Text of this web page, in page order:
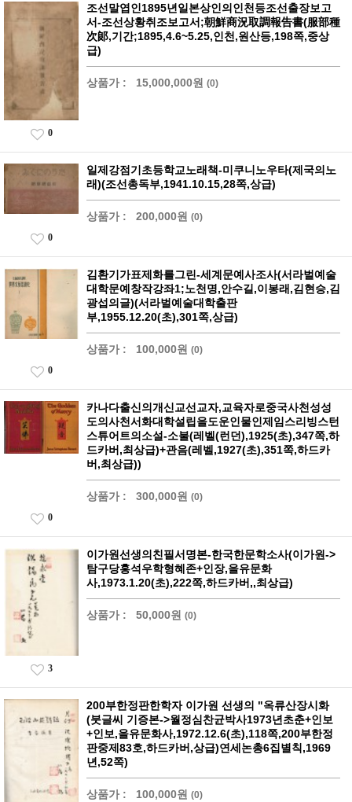
조선말엽인1895년일본상인의인천등조선출장보고
서-조선상황취조보고서;朝鮮商況取調報告書(服部種
次郞,기간;1895,4.6~5.25,인천,원산등,198쪽,중상
급)
상품가 : 15,000,000원 (0)
0
일제강점기초등학교노래책-미쿠니노우타(제국의노
래)(조선총독부,1941.10.15,28쪽,상급)
상품가 : 200,000원 (0)
0
김환기가표제화를그린-세계문예사조사(서라벌예술
대학문예창작강좌1;노천명,안수길,이봉래,김현승,김
광섭의글)(서라벌예술대학출판
부,1955.12.20(초),301쪽,상급)
상품가 : 100,000원 (0)
0
카나다출신의개신교선교자,교육자로중국사천성성
도의사천서화대학설립을도운인물인제임스리빙스턴
스튜어트의소설-소불(레벨(런던),1925(초),347쪽,하
드카버,최상급)+관음(레벨,1927(초),351쪽,하드카
버,최상급))
상품가 : 300,000원 (0)
0
이가원선생의친필서명본-한국한문학소사(이가원->
탐구당홍석우학형혜존+인장,을유문화
사,1973.1.20(초),222쪽,하드카버,,최상급)
상품가 : 50,000원 (0)
3
200부한정판한학자 이가원 선생의 "옥류산장시화
(붓글씨 기증본->월정심찬균박사1973년초춘+인보
+인보,을유문화사,1972.12.6(초),118쪽,200부한정
판중제83호,하드카버,상급)연세논총6집별칙,1969
년,52쪽)
상품가 : 100,000원 (0)